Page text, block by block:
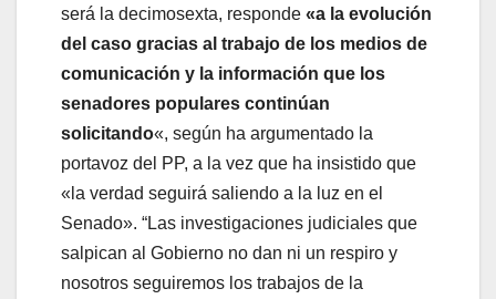
será la decimosexta, responde «a la evolución
del caso gracias al trabajo de los medios de
comunicación y la información que los
senadores populares continúan
solicitando«, según ha argumentado la
portavoz del PP, a la vez que ha insistido que
«la verdad seguirá saliendo a la luz en el
Senado». “Las investigaciones judiciales que
salpican al Gobierno no dan ni un respiro y
nosotros seguiremos los trabajos de la